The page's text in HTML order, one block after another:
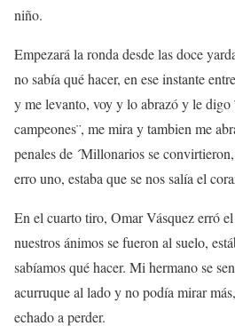
niño.
Empezará la ronda desde las doce
no sabía qué hacer, en ese instante
y me levanto, voy y lo abrazó y le digo
campeones¨, me mira y tambien me
penales de ´Millonarios se
erro uno, estaba que se nos salía el
En el cuarto tiro, Omar Vásquez erró
nuestros ánimos se fueron al suelo,
sabíamos qué hacer. Mi hermano se
acurruque al lado y no podía mirar
echado a perder.